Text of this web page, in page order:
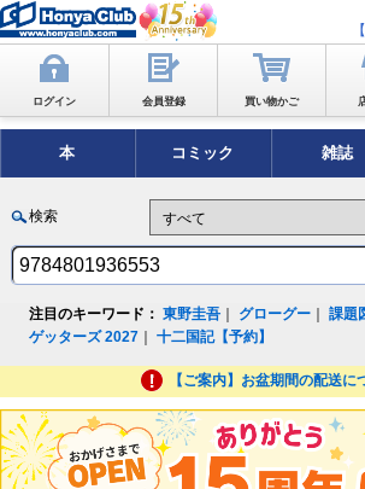
ログイン 会員登録 買い物かご
本 コミック 雑誌
検索
注目のキーワード： 東野圭吾 グローグー ｜課題
ゲッターズ 2027 ｜十二国記【予約】
【ご案内】お盆期間の配送に